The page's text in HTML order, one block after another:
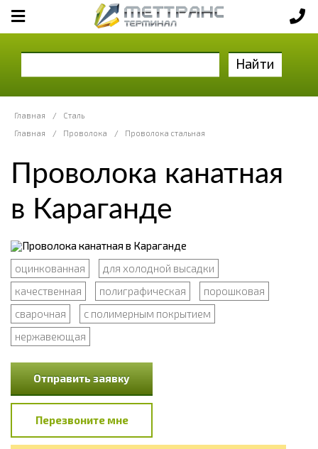
Найти
Главная /
Сталь
Главная
/ Проволока / Проволока стальная
Проволока канатная
в Караганде
оцинкованная
для холодной высадки
качественная
полиграфическая
порошковая
сварочная
с полимерным покрытием
нержавеющая
Отправить заявку
Перезвоните мне